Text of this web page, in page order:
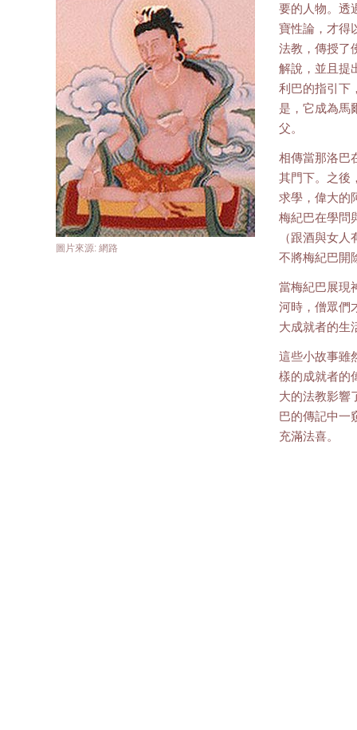
圖片來源: 網路
要的人物。透
寶性論，才得
法教，傳授了
解說，並且提
利巴的指引下
是，它成為馬
父。
相傳當那洛巴
其門下。之後
求學，偉大的
梅紀巴在學問
（跟酒與女
不將梅紀巴開
當梅紀巴展現
河時，僧眾們
大成就者的生
這些小故事雖
樣的成就者的
大的法教影響
巴的傳記中一
充滿法喜。